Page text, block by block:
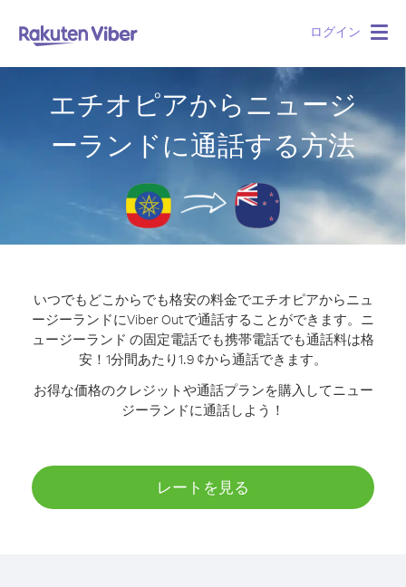
ログイン
エチオピアからニュージ
ーランドに通話する方法
いつでもどこからでも格安の料金でエチオピアからニュ
ージーランドにViber Outで通話することができます。 ニ
ュージーランド の固定電話でも携帯電話でも通話料は格
安！1分間あたり1.9 ¢から通話できます。
お得な価格のクレジットや通話プランを購入してニュー
ジーランドに通話しよう！
レートを見る